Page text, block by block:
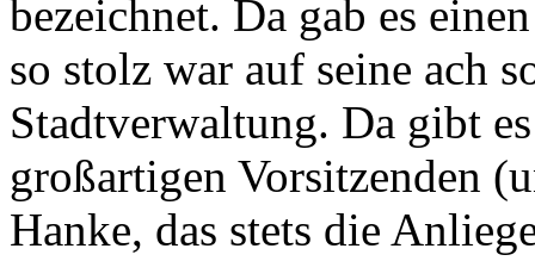
bezeichnet. Da gab es
so stolz war auf seine ach
Stadtverwaltung. Da gibt
großartigen Vorsitzenden
Hanke, das stets die